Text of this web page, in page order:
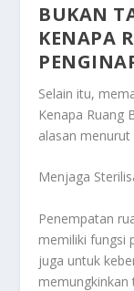
BUKAN
KENAPA
Selain itu,
Kenapa Ruang
alasan menurut
Menjaga
Penempatan
memiliki fungsi
juga untuk
memungkinkan